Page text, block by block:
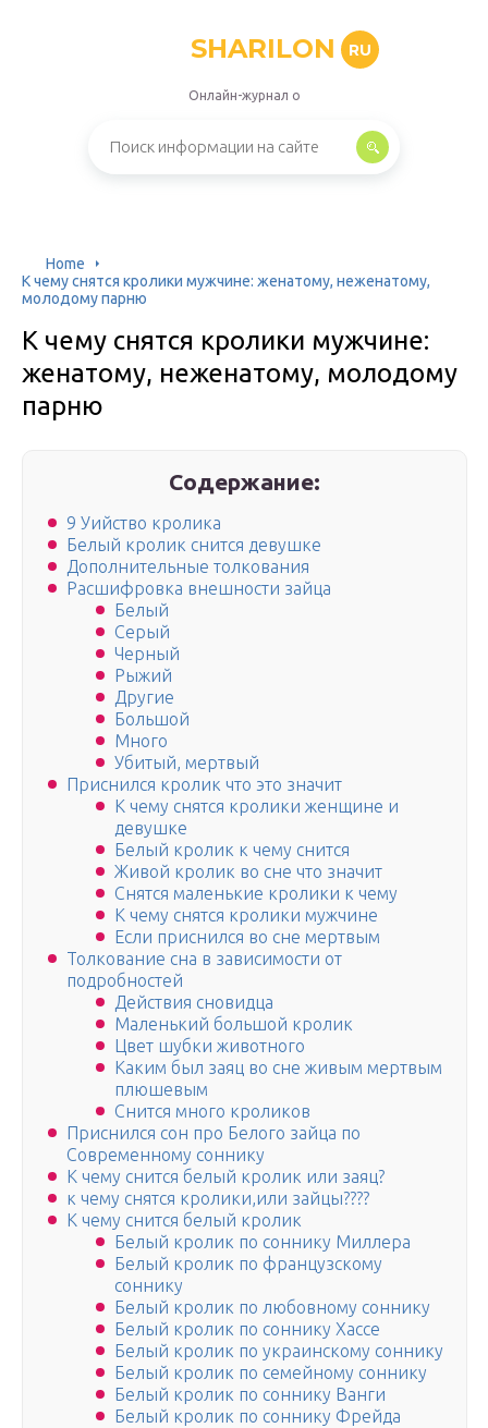
SHARILON RU
Онлайн-журнал о
Home
К чему снятся кролики мужчине: женатому, неженатому,
молодому парню
К чему снятся кролики мужчине:
женатому, неженатому, молодому
парню
Содержание:
9 Уийство кролика
Белый кролик снится девушке
Дополнительные толкования
Расшифровка внешности зайца
Белый
Серый
Черный
Рыжий
Другие
Большой
Много
Убитый, мертвый
Приснился кролик что это значит
К чему снятся кролики женщине и
девушке
Белый кролик к чему снится
Живой кролик во сне что значит
Снятся маленькие кролики к чему
К чему снятся кролики мужчине
Если приснился во сне мертвым
Толкование сна в зависимости от
подробностей
Действия сновидца
Маленький большой кролик
Цвет шубки животного
Каким был заяц во сне живым мертвым
плюшевым
Снится много кроликов
Приснился сон про Белого зайца по
Современному соннику
К чему снится белый кролик или заяц?
к чему снятся кролики,или зайцы????
К чему снится белый кролик
Белый кролик по соннику Миллера
Белый кролик по французскому
соннику
Белый кролик по любовному соннику
Белый кролик по соннику Хассе
Белый кролик по украинскому соннику
Белый кролик по семейному соннику
Белый кролик по соннику Ванги
Белый кролик по соннику Фрейда